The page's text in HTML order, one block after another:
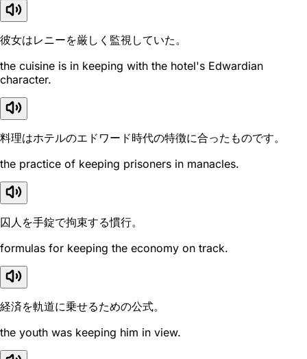
彼女はレニーを厳しく監視していた。
the cuisine is in keeping with the hotel's Edwardian
character.
料理はホテルのエドワード時代の特徴に合ったものです。
the practice of keeping prisoners in manacles.
囚人を手錠で拘束する慣行。
formulas for keeping the economy on track.
経済を軌道に乗せるための公式。
the youth was keeping him in view.